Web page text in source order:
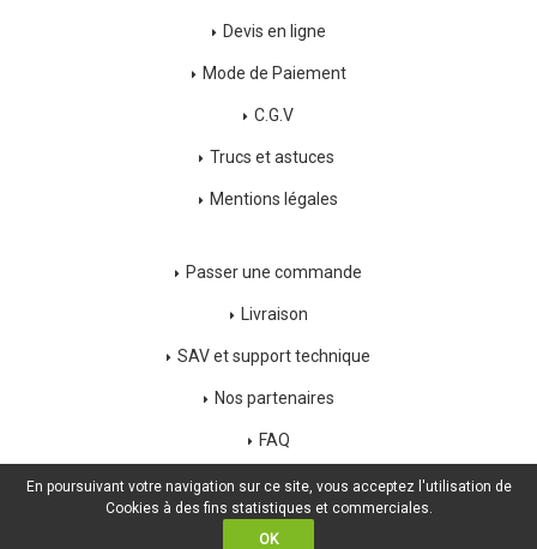
Devis en ligne
Mode de Paiement
C.G.V
Trucs et astuces
Mentions légales
Passer une commande
Livraison
SAV et support technique
Nos partenaires
FAQ
Déconnexion
En poursuivant votre navigation sur ce site, vous acceptez l'utilisation de
Cookies à des fins statistiques et commerciales.
OK